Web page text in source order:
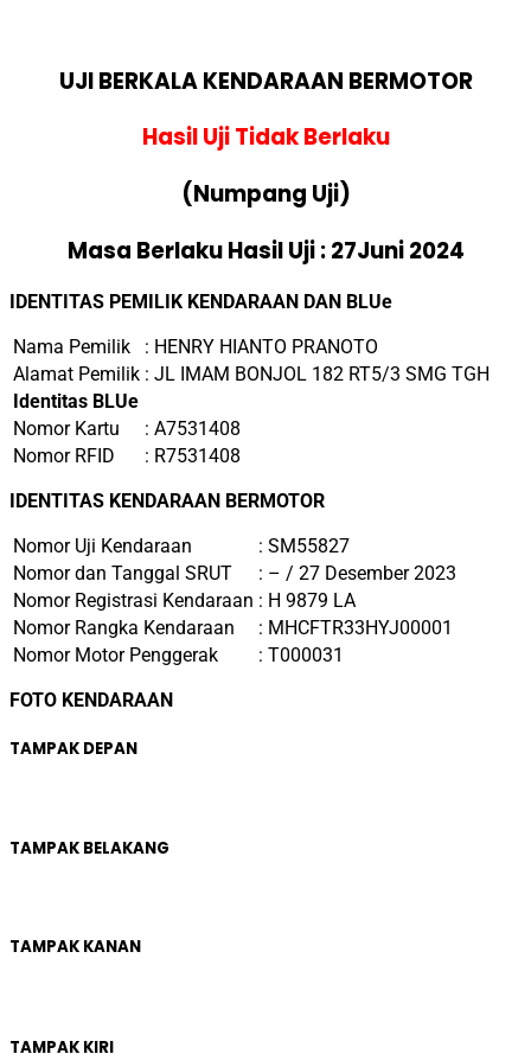
UJI BERKALA KENDARAAN BERMOTOR
Hasil Uji Tidak Berlaku
(Numpang Uji)
Masa Berlaku Hasil Uji : 27Juni 2024
IDENTITAS PEMILIK KENDARAAN DAN BLUe
Nama Pemilik
: HENRY HIANTO PRANOTO
Alamat Pemilik : JL IMAM BONJOL 182 RT5/3 SMG TGH
Identitas BLUe
Nomor Kartu
: A7531408
Nomor RFID
: R7531408
IDENTITAS KENDARAAN BERMOTOR
Nomor Uji Kendaraan
: SM55827
Nomor dan Tanggal SRUT
: – / 27 Desember 2023
Nomor Registrasi Kendaraan : H 9879 LA
Nomor Rangka Kendaraan
: MHCFTR33HYJ00001
Nomor Motor Penggerak
: T000031
FOTO KENDARAAN
TAMPAK DEPAN
TAMPAK BELAKANG
TAMPAK KANAN
TAMPAK KIRI